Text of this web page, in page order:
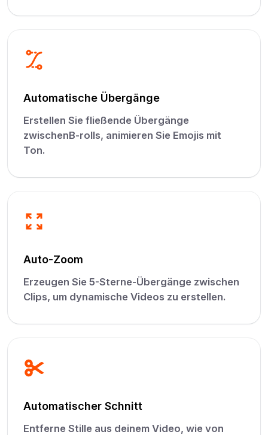
Automatische Übergänge
Erstellen Sie fließende Übergänge
zwischenB-rolls, animieren Sie Emojis mit
Ton.
Auto-Zoom
Erzeugen Sie 5-Sterne-Übergänge zwischen
Clips, um dynamische Videos zu erstellen.
Automatischer Schnitt
Entferne Stille aus deinem Video, wie von